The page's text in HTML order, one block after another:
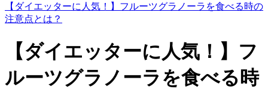
【ダイエッターに人気！】フルーツグラノーラを食べる時の
注意点とは？
【ダイエッターに人気！】フ
ルーツグラノーラを食べる時